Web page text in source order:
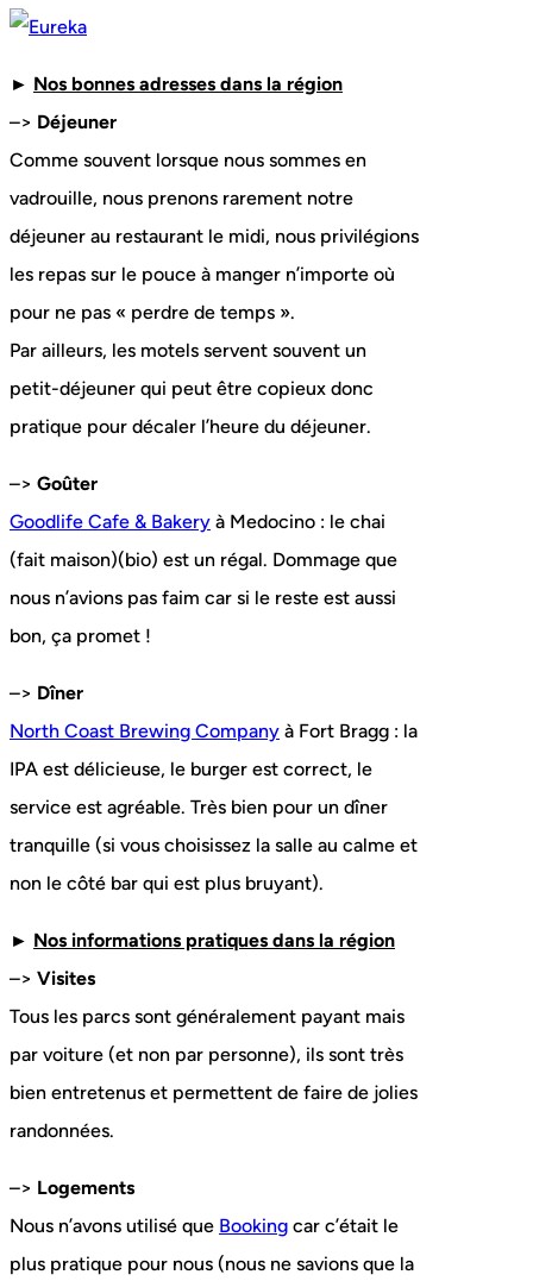
► Nos bonnes adresses dans la région
–> Déjeuner
Comme souvent lorsque nous sommes en
vadrouille, nous prenons rarement notre
déjeuner au restaurant le midi, nous privilégions
les repas sur le pouce à manger n’importe où
pour ne pas « perdre de temps ».
Par ailleurs, les motels servent souvent un
petit-déjeuner qui peut être copieux donc
pratique pour décaler l’heure du déjeuner.
–> Goûter
Goodlife Cafe & Bakery à Medocino : le chai
(fait maison)(bio) est un régal. Dommage que
nous n’avions pas faim car si le reste est aussi
bon, ça promet !
–> Dîner
North Coast Brewing Company à Fort Bragg : la
IPA est délicieuse, le burger est correct, le
service est agréable. Très bien pour un dîner
tranquille (si vous choisissez la salle au calme et
non le côté bar qui est plus bruyant).
► Nos informations pratiques dans la région
–> Visites
Tous les parcs sont généralement payant mais
par voiture (et non par personne), ils sont très
bien entretenus et permettent de faire de jolies
randonnées.
–> Logements
Nous n’avons utilisé que Booking car c’était le
plus pratique pour nous (nous ne savions que la